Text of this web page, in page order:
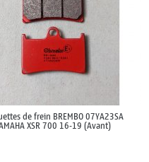
de frein BREMBO 07YA23SA
XSR 700 16-19 (Avant)